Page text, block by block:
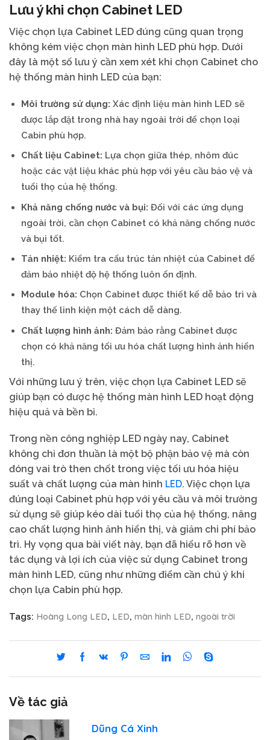
Lưu ý khi chọn Cabinet LED
Việc chọn lựa Cabinet LED đúng cũng quan trọng
không kém việc chọn màn hình LED phù hợp. Dưới
đây là một số lưu ý cần xem xét khi chọn Cabinet cho
hệ thống màn hình LED của bạn:
Môi trường sử dụng: Xác định liệu màn hình LED sẽ
được lắp đặt trong nhà hay ngoài trời để chọn loại
Cabin phù hợp.
Chất liệu Cabinet: Lựa chọn giữa thép, nhôm đúc
hoặc các vật liệu khác phù hợp với yêu cầu bảo vệ và
tuổi thọ của hệ thống.
Khả năng chống nước và bụi: Đối với các ứng dụng
ngoài trời, cần chọn Cabinet có khả năng chống nước
và bụi tốt.
Tản nhiệt: Kiểm tra cấu trúc tản nhiệt của Cabinet để
đảm bảo nhiệt độ hệ thống luôn ổn định.
Module hóa: Chọn Cabinet được thiết kế dễ bảo trì và
thay thế linh kiện một cách dễ dàng.
Chất lượng hình ảnh: Đảm bảo rằng Cabinet được
chọn có khả năng tối ưu hóa chất lượng hình ảnh hiển
thị.
Với những lưu ý trên, việc chọn lựa Cabinet LED sẽ
giúp bạn có được hệ thống màn hình LED hoạt động
hiệu quả và bền bỉ.
Trong nền công nghiệp LED ngày nay, Cabinet
không chỉ đơn thuần là một bộ phận bảo vệ mà còn
đóng vai trò then chốt trong việc tối ưu hóa hiệu
suất và chất lượng của màn hình LED. Việc chọn lựa
đúng loại Cabinet phù hợp với yêu cầu và môi trường
sử dụng sẽ giúp kéo dài tuổi thọ của hệ thống, nâng
cao chất lượng hình ảnh hiển thị, và giảm chi phí bảo
trì. Hy vọng qua bài viết này, bạn đã hiểu rõ hơn về
tác dụng và lợi ích của việc sử dụng Cabinet trong
màn hình LED, cũng như những điểm cần chú ý khi
chọn lựa Cabin phù hợp.
Tags: Hoàng Long LED, LED, màn hình LED, ngoài trời
Về tác giả
Dũng Cá Xinh